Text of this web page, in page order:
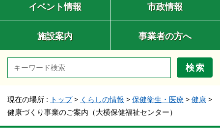
イベント情報 市政情報
施設案内 事業者の方へ
検索
現在の場所 : トップ> くらしの情報 > 保健衛生・医療 > 健康 >
健康づくり事業のご案内（大横保健福祉センター）